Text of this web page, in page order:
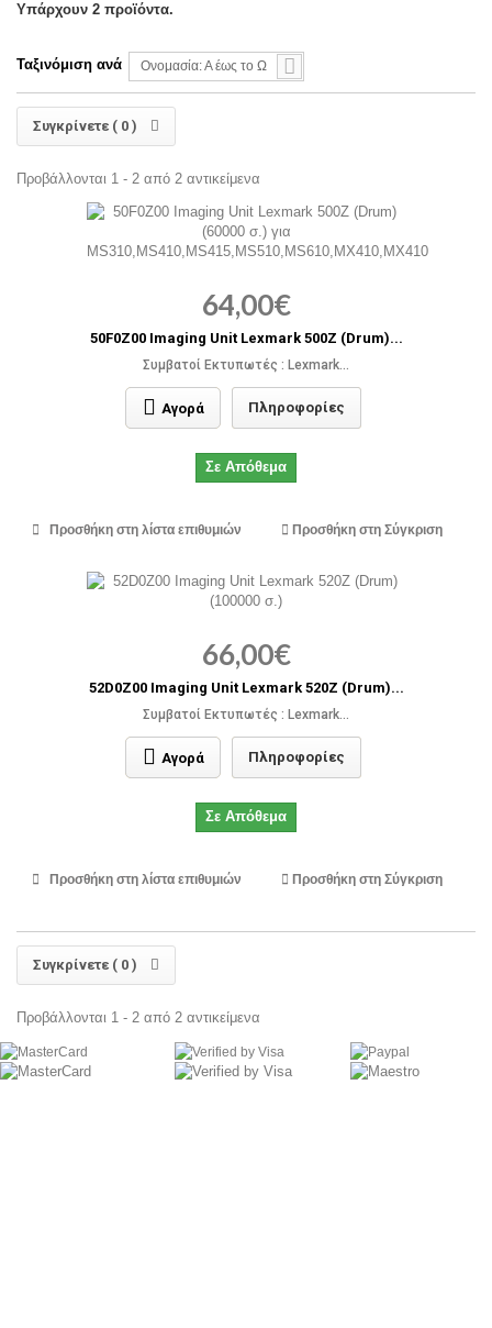
Υπάρχουν 2 προϊόντα.
Ταξινόμιση ανά Ονομασία: Α έως το Ω
Συγκρίνετε ( 0 )
Προβάλλονται 1 - 2 από 2 αντικείμενα
64,00€
50F0Z00 Imaging Unit Lexmark 500Z (Drum)...
Συμβατοί Εκτυπωτές : Lexmark...
Αγορά Πληροφορίες
Σε Απόθεμα
Προσθήκη στη λίστα επιθυμιών Προσθήκη στη Σύγκριση
66,00€
52D0Z00 Imaging Unit Lexmark 520Z (Drum)...
Συμβατοί Εκτυπωτές : Lexmark...
Αγορά Πληροφορίες
Σε Απόθεμα
Προσθήκη στη λίστα επιθυμιών Προσθήκη στη Σύγκριση
Συγκρίνετε ( 0 )
Προβάλλονται 1 - 2 από 2 αντικείμενα